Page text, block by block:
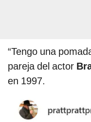
“Tengo una
pareja del actor
en 1997.